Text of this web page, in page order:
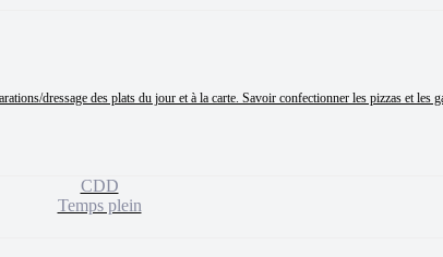
dressage des plats du jour et à la carte. Savoir confectionner les pizzas et les
CDD
Temps plein